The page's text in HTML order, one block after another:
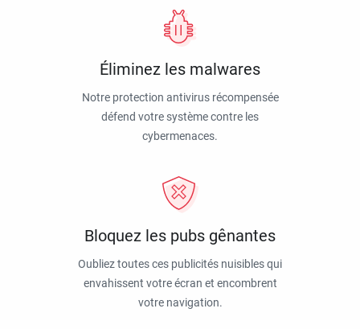
Éliminez les malwares
Notre protection antivirus récompensée
défend votre système contre les
cybermenaces.
Bloquez les pubs gênantes
Oubliez toutes ces publicités nuisibles qui
envahissent votre écran et encombrent
votre navigation.